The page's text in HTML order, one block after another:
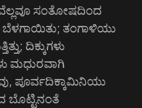
ಸಂತೋಷದಿಂದ
ತಂಗಾಳಿಯು
ದಿಕ್ಕುಗಳು
ಮಧುರವಾಗಿ
ಪೂರ್ವದಿಕ್ಕಾಮಿನಿಯು
ಬೊಟ್ಟಿನಂತೆ